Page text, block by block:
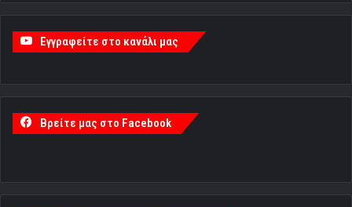
Εγγραφείτε στο κανάλι μας
Βρείτε μας στο Facebook